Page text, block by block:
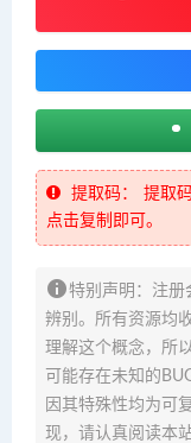
提取码：
提取
点击复制即可。
特别声明：注册
辨别。所有资源均
理解这个概念，所
可能存在未知的
因其特殊性均为可
现，请认真阅读本